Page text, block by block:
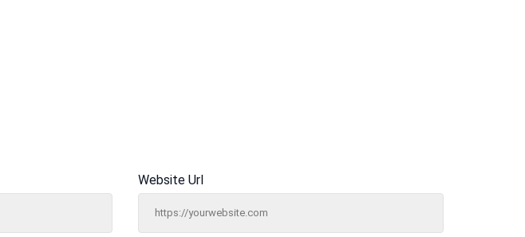
Website Url